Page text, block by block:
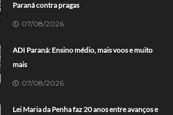
Paraná contra pragas
07/08/2026
ADI Paraná: Ensino médio, mais voos e muito
mais
07/08/2026
Lei Maria da Penha faz 20 anos entre avanços e